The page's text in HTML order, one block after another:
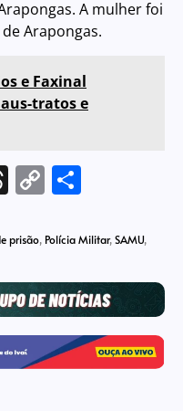
A mulher foi
Arapongas.
e Faxinal
tratos e
Threads
Copy
prisão, Polícia Militar,SAMU,